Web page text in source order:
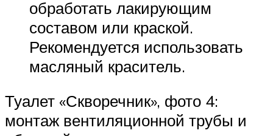
обработать лакирующим
составом или краской.
Рекомендуется использовать
масляный краситель.
Туалет «Скворечник», фото 4:
монтаж вентиляционной трубы и